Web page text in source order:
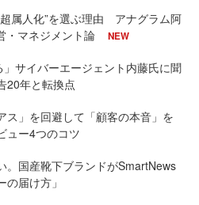
属人化”を選ぶ理由 アナグラム阿
・マネジメント論
NEW
」サイバーエージェント内藤氏に聞
20年と転換点
ス」を回避して「顧客の本音」を
ュー4つのコツ
。国産靴下ブランドがSmartNews
届け方」